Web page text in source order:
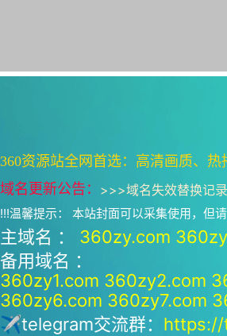
360资源站全网首选：高清画质、
域名更新公告： >>>域名失效替换记
!!!温馨提示： 本站封面可以采集使用，但
主域名 ： 360zy.com
备用域名 ：
360zy1.com 360zy2.com
360zy6.com 360zy7.com
✈telegram交流群： https://